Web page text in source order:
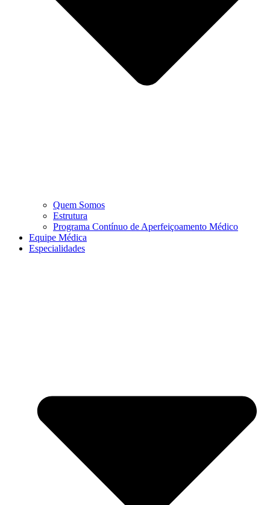
Quem Somos
Estrutura
Programa Contínuo de Aperfeiçoamento Médico
Equipe Médica
Especialidades